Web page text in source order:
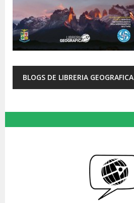
BLOGS DE LIBRERIA GEOGRAFICA